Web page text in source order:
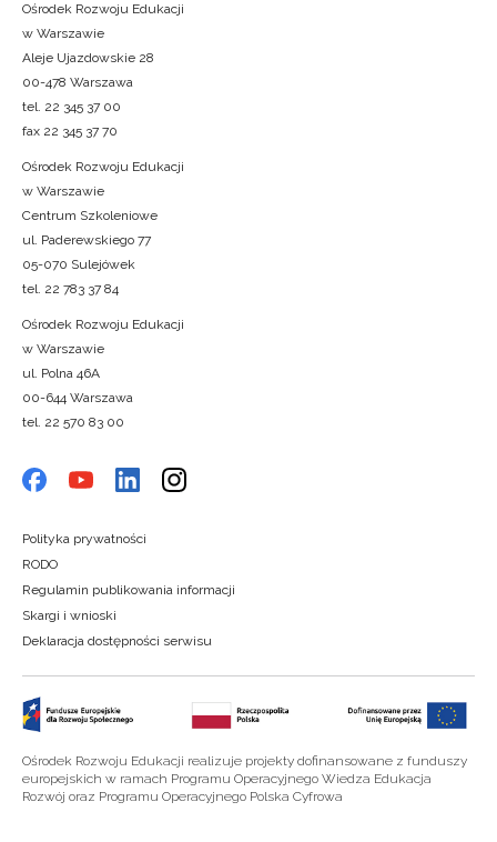
Ośrodek Rozwoju Edukacji
w Warszawie
Aleje Ujazdowskie 28
00-478 Warszawa
tel. 22 345 37 00
fax 22 345 37 70
Ośrodek Rozwoju Edukacji
w Warszawie
Centrum Szkoleniowe
ul. Paderewskiego 77
05-070 Sulejówek
tel. 22 783 37 84
Ośrodek Rozwoju Edukacji
w Warszawie
ul. Polna 46A
00-644 Warszawa
tel. 22 570 83 00
Polityka prywatności
RODO
Regulamin publikowania informacji
Skargi i wnioski
Deklaracja dostępności serwisu
Ośrodek Rozwoju Edukacji realizuje projekty dofinansowane z funduszy
europejskich w ramach Programu Operacyjnego Wiedza Edukacja
Rozwój oraz Programu Operacyjnego Polska Cyfrowa